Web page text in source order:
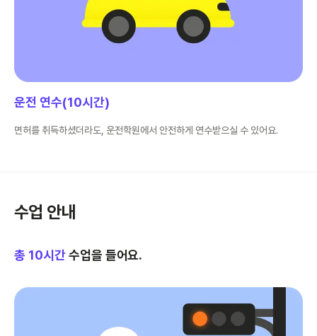
운전 연수(10시간)
면허를 취득하셨더라도, 운전학원에서 안전하게 연수받으실 수 있어요.
수업 안내
총 10시간 수업을 들어요.